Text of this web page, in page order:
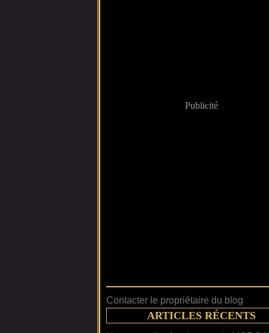
Publicité
Contacter le propriétaire du blog
ARTICLES RÉCENTS